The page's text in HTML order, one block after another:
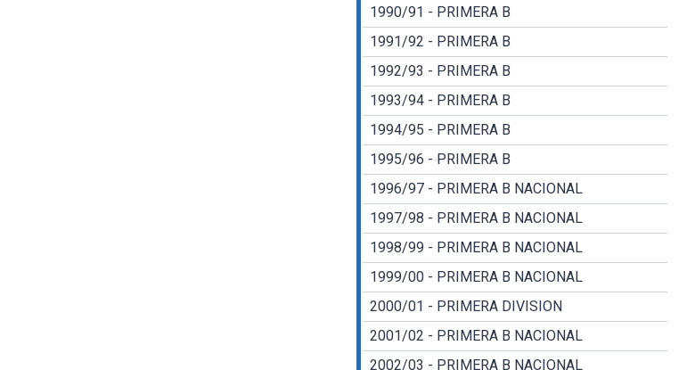
1990/91 - PRIMERA B
1991/92 - PRIMERA B
1992/93 - PRIMERA B
1993/94 - PRIMERA B
1994/95 - PRIMERA B
1995/96 - PRIMERA B
1996/97 - PRIMERA B NACIONAL
1997/98 - PRIMERA B NACIONAL
1998/99 - PRIMERA B NACIONAL
1999/00 - PRIMERA B NACIONAL
2000/01 - PRIMERA DIVISION
2001/02 - PRIMERA B NACIONAL
2002/03 - PRIMERA B NACIONAL